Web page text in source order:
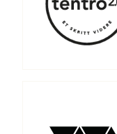
Min konto